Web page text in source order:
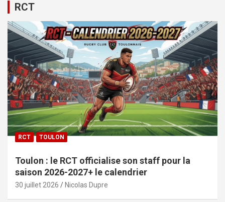
RCT
RCT TOULON
Toulon : le RCT officialise son staff pour la
saison 2026-2027+ le calendrier
30 juillet 2026 Nicolas Dupre